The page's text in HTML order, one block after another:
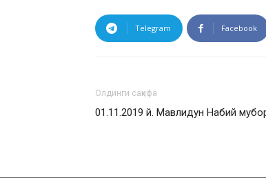
Telegram Facebook
Олдинги саҳифа
01.11.2019 й. Мавлидун Набий